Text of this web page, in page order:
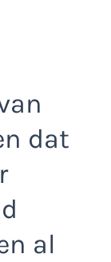
dat
al